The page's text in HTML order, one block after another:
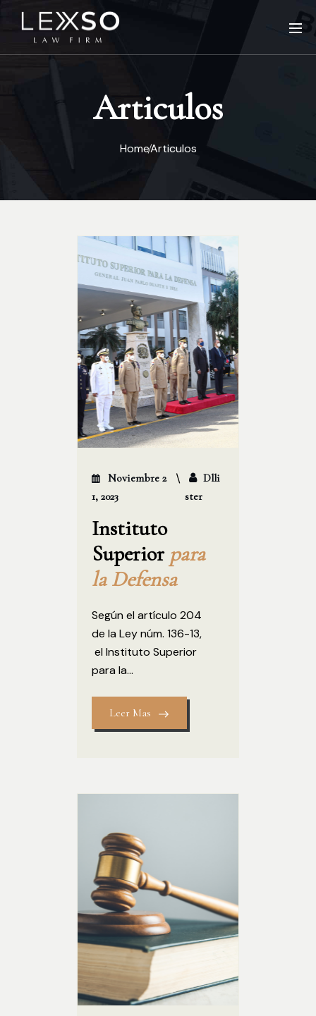
Articulos
HomeArticulos
Noviembre 2
1, 2023
Dlli
Ster
Instituto
Superior para
la Defensa
Según el artículo 204
de la Ley núm. 136-13,
el Instituto Superior
para la...
Leer Mas